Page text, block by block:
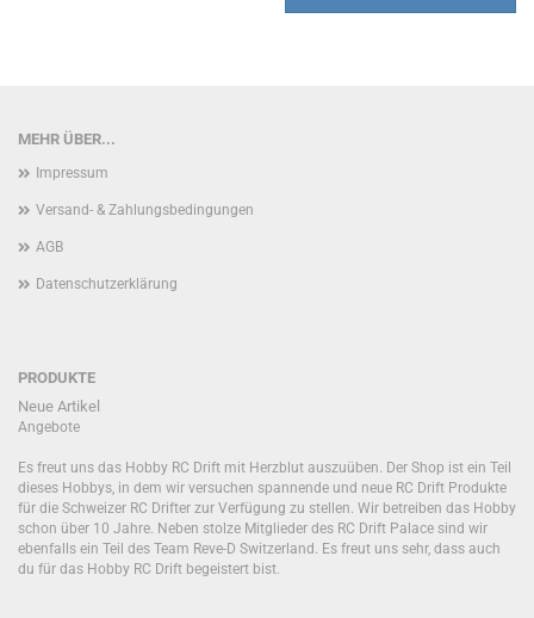
MEHR ÜBER...
Impressum
Versand- & Zahlungsbedingungen
AGB
Datenschutzerklärung
PRODUKTE
Neue Artikel
Angebote
Es freut uns das Hobby RC Drift mit Herzblut auszuüben. Der Shop ist ein Teil
dieses Hobbys, in dem wir versuchen spannende und neue RC Drift Produkte
für die Schweizer RC Drifter zur Verfügung zu stellen. Wir betreiben das Hobby
schon über 10 Jahre. Neben stolze Mitglieder des RC Drift Palace sind wir
ebenfalls ein Teil des Team Reve-D Switzerland. Es freut uns sehr, dass auch
du für das Hobby RC Drift begeistert bist.